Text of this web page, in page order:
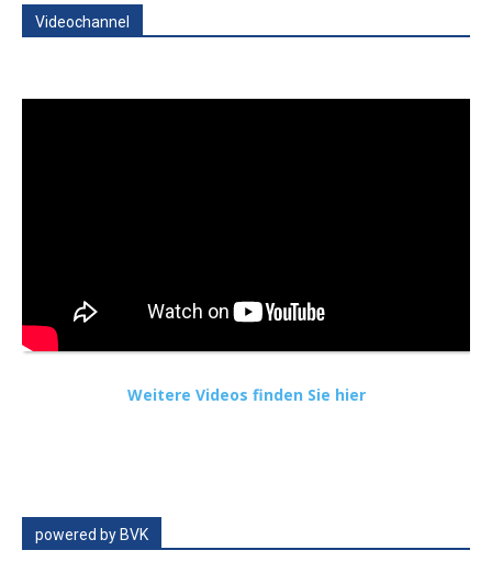
Videochannel
Weitere Videos finden Sie hier
powered by BVK